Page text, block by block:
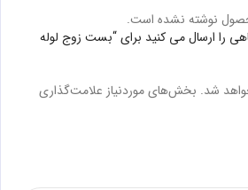
نوشته نشده است.
را ارسال می کنید برای “بست زوج لوله
شد. بخش‌های موردنیاز علامت‌گذاری